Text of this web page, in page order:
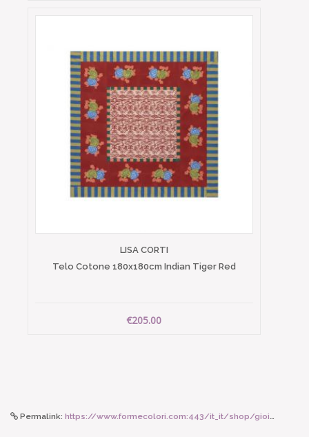
LISA CORTI
Telo Cotone 180x180cm Indian Tiger Red
€205.00
Permalink: https://www.formecolori.com:443/it_it/shop/gioielli/bracciali/tataborello_bali_bracciale/6888